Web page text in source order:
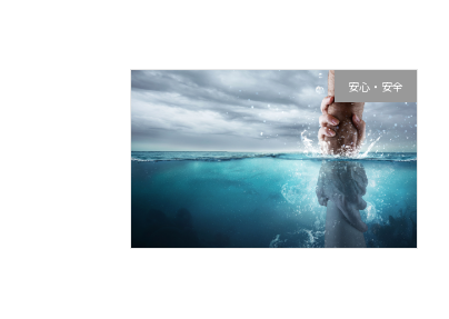
安心・安全